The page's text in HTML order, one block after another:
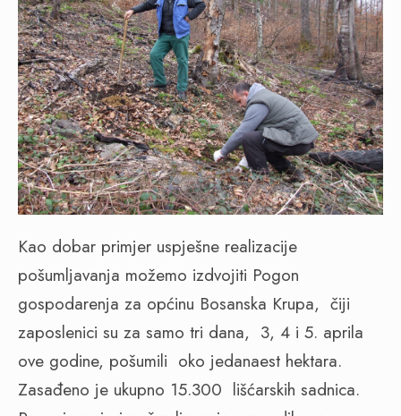
Kao dobar primjer uspješne realizacije
pošumljavanja možemo izdvojiti Pogon
gospodarenja za općinu Bosanska Krupa, čiji
zaposlenici su za samo tri dana, 3, 4 i 5. aprila
ove godine, pošumili oko jedanaest hektara.
Zasađeno je ukupno 15.300 lišćarskih sadnica.